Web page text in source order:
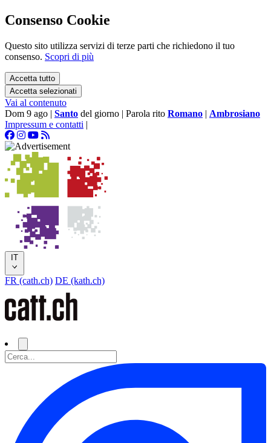
Consenso Cookie
Questo sito utilizza servizi di terze parti che richiedono il tuo
consenso. Scopri di più
Accetta tutto
Accetta selezionati
Vai al contenuto
Dom 9 ago | Santo del giorno | Parola rito Romano | Ambrosiano
Impressum e contatti |
IT
FR (cath.ch) DE (kath.ch)